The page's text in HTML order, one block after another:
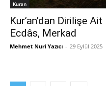
Kuran
Kur’an’dan Dirilişe Ait
Ecdâs, Merkad
Mehmet Nuri Yazıcı - 29 Eylül 2025